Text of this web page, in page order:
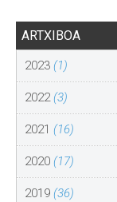
ARTXIBOA
2023 (1)
2022(3)
2021 (16)
2020 (17)
2019 (36)